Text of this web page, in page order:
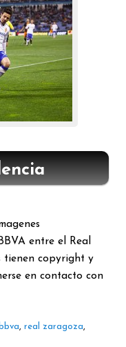
entre el Real
tienen copyright y
en contacto con
, real zaragoza,